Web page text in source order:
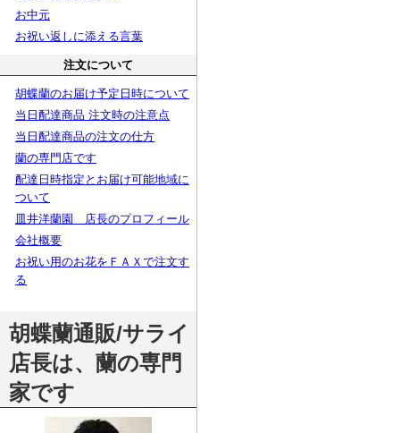
お中元
お祝い返しに添える言葉
注文について
胡蝶蘭のお届け予定日時について
当日配達商品 注文時の注意点
当日配達商品の注文の仕方
蘭の専門店です
配達日時指定とお届け可能地域に
ついて
皿井洋蘭園 店長のプロフィール
会社概要
お祝い用のお花をＦＡＸで注文す
る
胡蝶蘭通販/サライ
店長は、蘭の専門
家です